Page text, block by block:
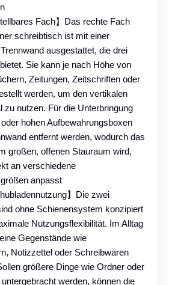
Fach】Das rechte Fach
schreibtisch ist mit einer
ausgestattet, die drei
Sie kann je nach Höhe von
Zeitungen, Zeitschriften oder
werden, um den vertikalen
zu nutzen. Für die Unterbringung
hohen Aufbewahrungsboxen
entfernt werden, wodurch das
großen, offenen Stauraum wird,
an verschiedene
anpasst
】Die zwei
ohne Schienensystem konzipiert
Nutzungsflexibilität. Im Alltag
Gegenstände wie
Notizzettel oder Schreibwaren
größere Dinge wie Ordner oder
werden, können die